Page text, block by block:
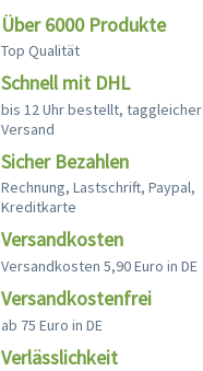
Über 6000 Produkte
Top Qualität
Schnell mit DHL
bis 12 Uhr bestellt, taggleicher
Versand
Sicher Bezahlen
Rechnung, Lastschrift, Paypal,
Kreditkarte
Versandkosten
Versandkosten 5,90 Euro in DE
Versandkostenfrei
ab 75 Euro in DE
Verlässlichkeit